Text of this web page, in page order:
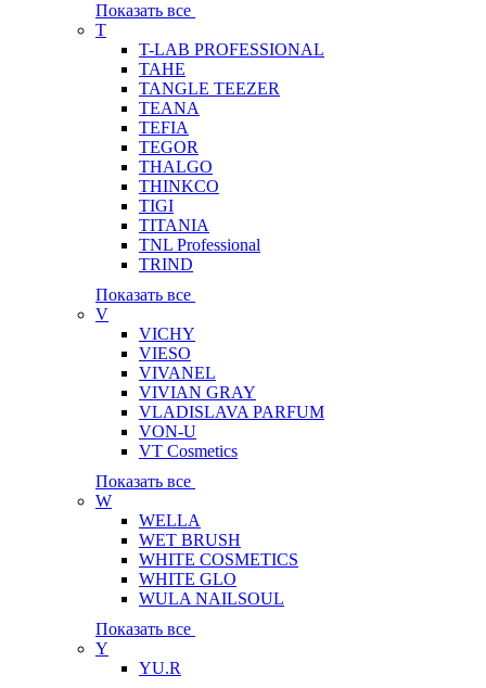
Показать все
T
T-LAB PROFESSIONAL
TAHE
TANGLE TEEZER
TEANA
TEFIA
TEGOR
THALGO
THINKCO
TIGI
TITANIA
TNL Professional
TRIND
Показать все
V
VICHY
VIESO
VIVANEL
VIVIAN GRAY
VLADISLAVA PARFUM
VON-U
VT Cosmetics
Показать все
W
WELLA
WET BRUSH
WHITE COSMETICS
WHITE GLO
WULA NAILSOUL
Показать все
Y
YU.R